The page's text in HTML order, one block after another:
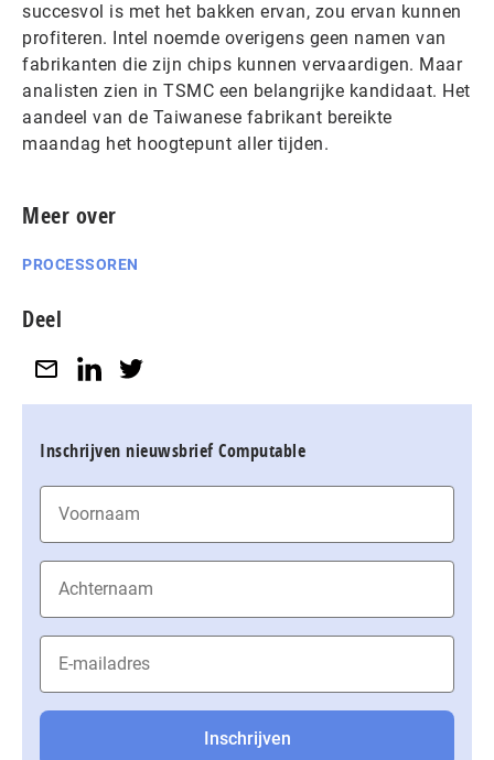
succesvol is met het bakken ervan, zou ervan kunnen
profiteren. Intel noemde overigens geen namen van
fabrikanten die zijn chips kunnen vervaardigen. Maar
analisten zien in TSMC een belangrijke kandidaat. Het
aandeel van de Taiwanese fabrikant bereikte
maandag het hoogtepunt aller tijden.
Meer over
PROCESSOREN
Deel
Inschrijven nieuwsbrief Computable